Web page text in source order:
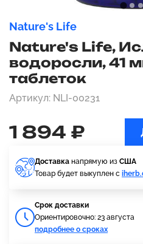
Nature's Life
Nature's Life,
водоросли, 41
таблеток
Артикул: NLI-00231
1 894 ₽
Доставка напрямую из США
Товар будет выкуплен с
Cрок доставки
Ориентировочно: 23 августа
подробнее о сроках